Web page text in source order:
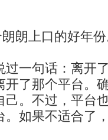
朗上口的好年
过一句话：离开
开了那个平台。
己。不过，平台
。如果不适合了